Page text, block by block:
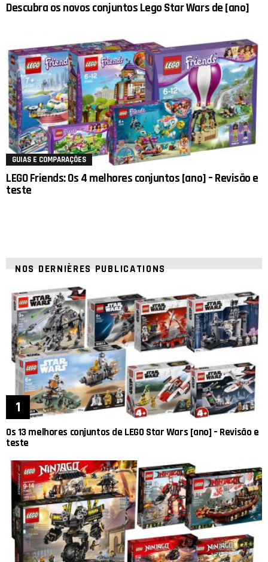
Descubra os novos conjuntos Lego Star Wars de [ano]
GUIAS E COMPARAÇÕES
LEGO Friends: Os 4 melhores conjuntos [ano] – Revisão e
teste
NOS DERNIÈRES PUBLICATIONS
Os 13 melhores conjuntos de LEGO Star Wars [ano] – Revisão e
teste